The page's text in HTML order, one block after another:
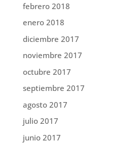
febrero 2018
enero 2018
diciembre 2017
noviembre 2017
octubre 2017
septiembre 2017
agosto 2017
julio 2017
junio 2017